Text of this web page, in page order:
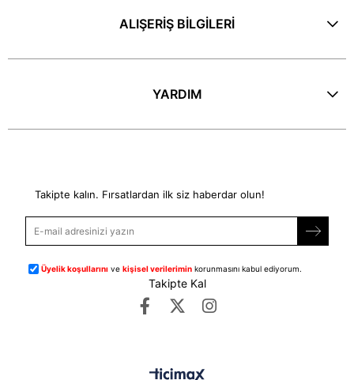
ALIŞERİŞ BİLGİLERİ
YARDIM
Takipte kalın. Fırsatlardan ilk siz haberdar olun!
Üyelik koşullarını vekişisel verilerimin korunmasını kabul ediyorum.
Takipte Kal